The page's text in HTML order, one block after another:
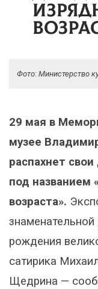
Фото: Министерство
29 мая в
музее
распахнет
под названием
возраста».
рождения
сатирика
Щедрина —